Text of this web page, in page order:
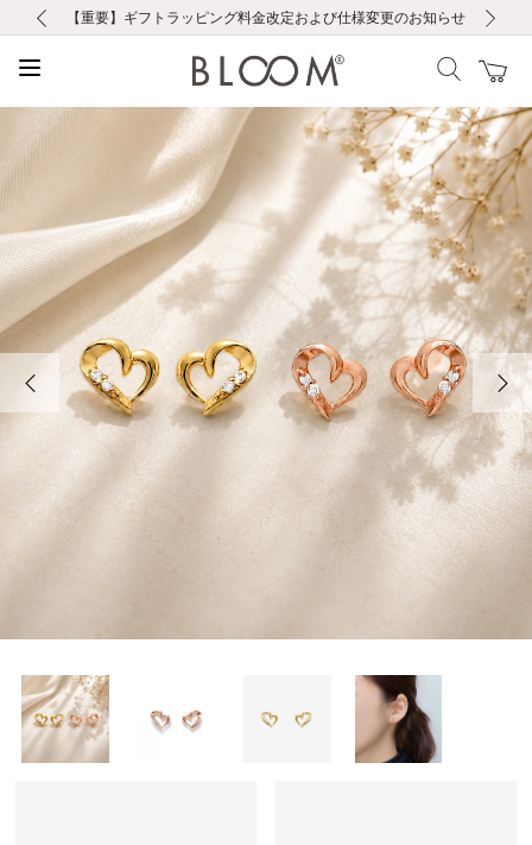
お修理・アフターサービスのご案内
【重要】令和８年熊本地震に伴う集配への影響について
【重要】ギフトラッピング料金改定および仕様変更のお知らせ
【重要】夏季休業の営業についてのご案内
税込5,500円以上で送料無料｜最短24時間以内に発送
新規会員登録で1000ポイントプレゼント！
新規LINE友だち登録で500円クーポンプレゼント
会員限定！レビュー投稿で100ポイントプレゼント
お修理・アフターサービスのご案内
【重要】令和８年熊本地震に伴う集配への影響について
前の画像 次